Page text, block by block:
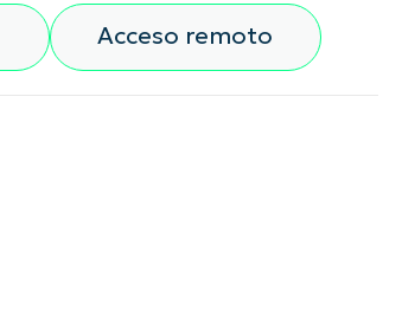
Acceso remoto